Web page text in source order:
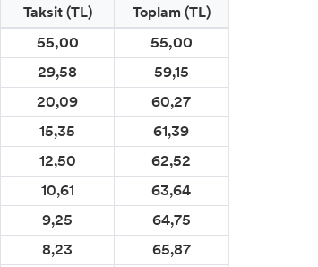
Taksit (TL)
Toplam (TL)
55,00
55,00
29,58
59,15
20,09
60,27
15,35
61,39
12,50
62,52
10,61
63,64
9,25
64,75
8,23
65,87